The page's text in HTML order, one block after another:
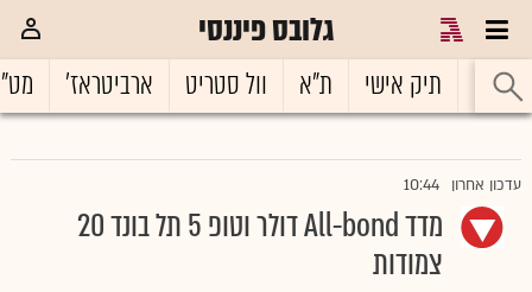
גלובס פיננסי
ראשי תיק אישי ת"א וול סטריט ארביטראז'
עדכון אחרון 10:44
מדד All-bond דולר וטופ 5 תל בונד 20
צמודות